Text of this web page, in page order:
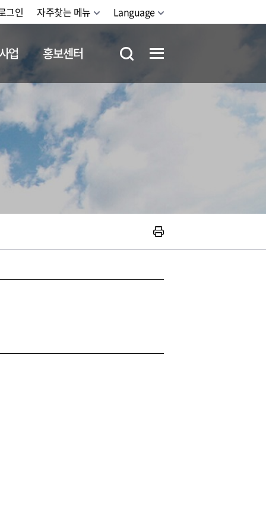
그인 자주찾는 메뉴 Language
업 홍보센터